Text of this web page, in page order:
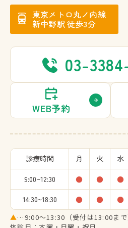
東京メトロ丸ノ内線
新中野駅 徒歩3分
03-
WEB予約
診療時間 月 火 水
9:00~12:30 ● ● ●
14:30~18:30
● ● ●
▲…9:00～13:30（受付は13:00まで